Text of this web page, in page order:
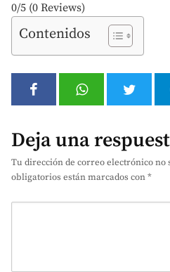
0/5 (0 Reviews)
Contenidos
Deja una
Tu dirección de correo electrónico no
obligatorios están marcados con*